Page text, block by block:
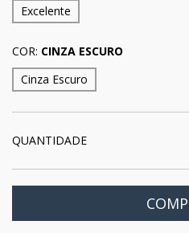
Excelente
COR: CINZA ESCURO
Cinza Escuro
QUANTIDADE